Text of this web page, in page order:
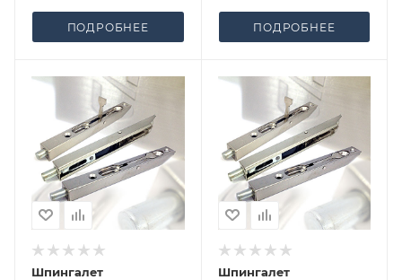
ПОДРОБНЕЕ ПОДРОБНЕЕ
Шпингалет
Шпингалет